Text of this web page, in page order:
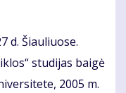
d. Šiauliuose.
studijas baigė
2005 m.